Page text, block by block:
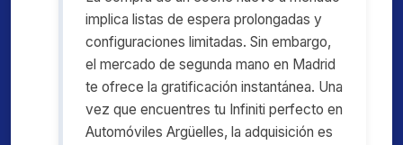
implica listas de espera prolongadas y
configuraciones limitadas. Sin embargo,
el mercado de segunda mano en Madrid
te ofrece la gratificación instantánea. Una
vez que encuentres tu Infiniti perfecto en
Automóviles Argüelles, la adquisición es